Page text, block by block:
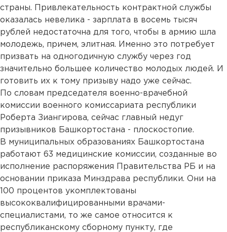
страны. Привлекательность контрактной службы
оказалась невелика - зарплата в восемь тысяч
рублей недостаточна для того, чтобы в армию шла
молодежь, причем, элитная. Именно это потребует
призвать на одногодичную службу через год
значительно большее количество молодых людей. И
готовить их к тому призыву надо уже сейчас.
По словам председателя военно-врачебной
комиссии военного комиссариата республики
Роберта Зиангирова, сейчас главный недуг
призывников Башкортостана - плоскостопие.
В муниципальных образованиях Башкортостана
работают 63 медицинские комиссии, созданные во
исполнение распоряжения Правительства РБ и на
основании приказа Минздрава республики. Они на
100 процентов укомплектованы
высококвалифицированными врачами-
специалистами, то же самое относится к
республиканскому сборному пункту, где